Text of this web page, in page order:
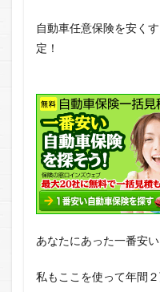
自動車任意保険を安く
定！
あなたにあった一番安
私もここを使って年間